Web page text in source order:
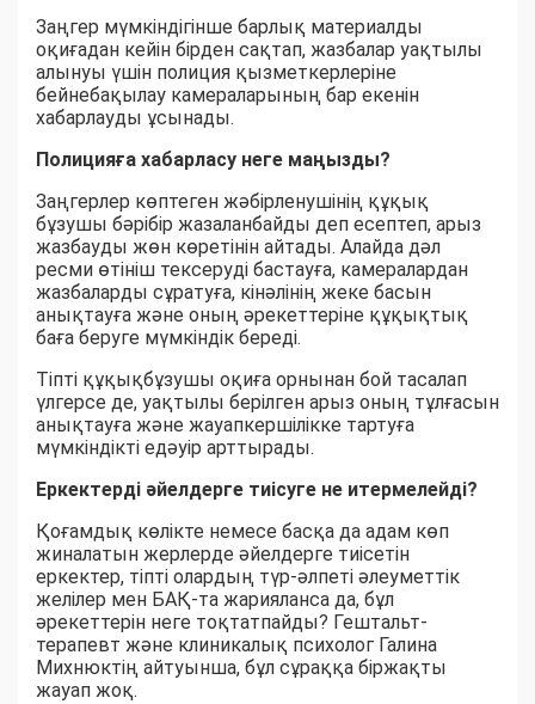
Заңгер мүмкіндігінше барлық материалды
оқиғадан кейін бірден сақтап, жазбалар уақтылы
алынуы үшін полиция қызметкерлеріне
бейнебақылау камераларының бар екенін
хабарлауды ұсынады.
Полицияға хабарласу неге маңызды?
Заңгерлер көптеген жәбірленушінің құқық
бұзушы бәрібір жазаланбайды деп есептеп, арыз
жазбауды жөн көретінін айтады. Алайда дәл
ресми өтініш тексеруді бастауға, камералардан
жазбаларды сұратуға, кінәлінің жеке басын
анықтауға және оның әрекеттеріне құқықтық
баға беруге мүмкіндік береді.
Тіпті құқықбұзушы оқиға орнынан бой тасалап
үлгерсе де, уақтылы берілген арыз оның тұлғасын
анықтауға және жауапкершілікке тартуға
мүмкіндікті едәуір арттырады.
Еркектерді әйелдерге тиісуге не итермелейді?
Қоғамдық көлікте немесе басқа да адам көп
жиналатын жерлерде әйелдерге тиісетін
еркектер, тіпті олардың түр-әлпеті әлеуметтік
желілер мен БАҚ-та жарияланса да, бұл
әрекеттерін неге тоқтатпайды? Гештальт-
терапевт және клиникалық психолог Галина
Михнюктің айтуынша, бұл сұраққа біржақты
жауап жоқ.